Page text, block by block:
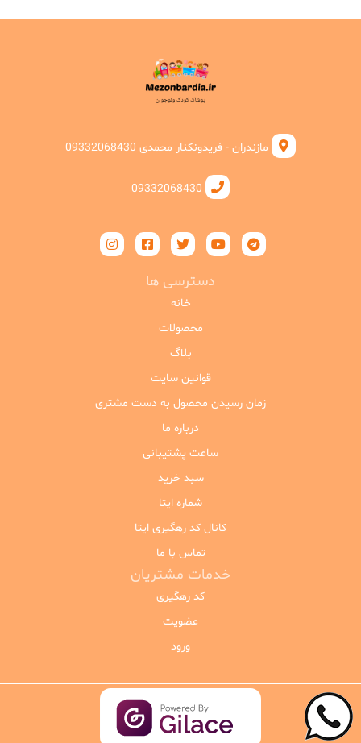
مازندران - فریدونکنار محمدی 09332068430
09332068430
دسترسی ها
خانه
محصولات
بلاگ
قوانین سایت
زمان رسیدن محصول به دست مشتری
درباره ما
ساعت پشتیبانی
سبد خرید
شماره ایتا
کانال کد رهگیری ایتا
تماس با ما
خدمات مشتریان
کد رهگیری
عضویت
ورود